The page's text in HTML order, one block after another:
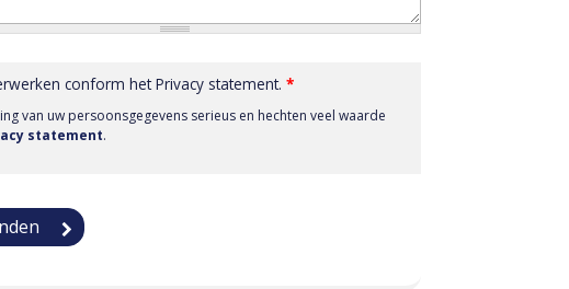
conform het Privacy statement. *
van uw persoonsgegevens serieus en hechten veel waarde
statement.